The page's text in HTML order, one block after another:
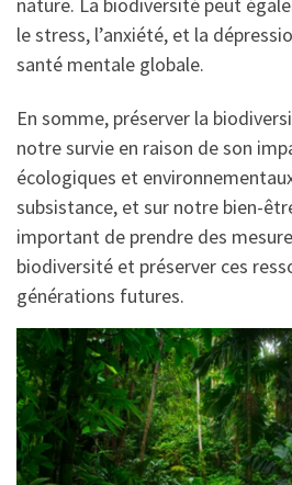
le stress, l’anxiété, et la
santé mentale globale.
En somme, préserver la
notre survie en raison de son
écologiques et
subsistance, et sur notre bien-
important de prendre des
biodiversité et préserver ces
générations futures.